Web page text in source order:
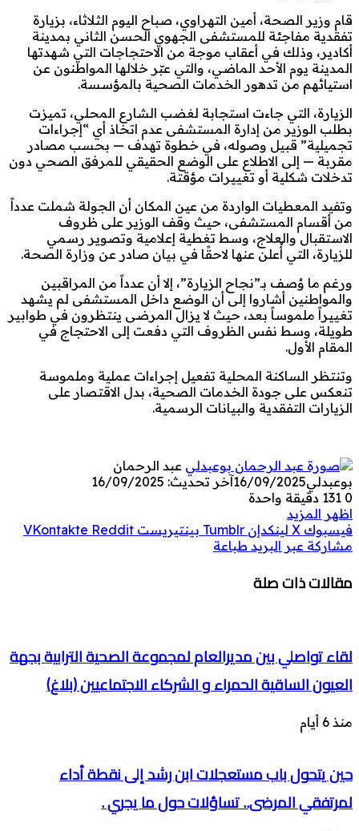
قام وزير الصحة، أمين التهراوي، صباح اليوم الثلاثاء، بزيارة
تفقدية مفاجئة للمستشفى الجهوي الحسن الثاني بمدينة
أكادير، وذلك في أعقاب موجة من الاحتجاجات التي شهدتها
المدينة يوم الأحد الماضي، والتي عبّر خلالها المواطنون عن
استيائهم من تدهور الخدمات الصحية بالمؤسسة.
الزيارة، التي جاءت استجابة لغضب الشارع المحلي، تميزت
بطلب الوزير من إدارة المستشفى عدم اتخاذ أي “إجراءات
تجميلية” قبيل وصوله، في خطوة تهدف — بحسب مصادر
مقربة — إلى الاطلاع على الوضع الحقيقي للمرفق الصحي دون
تدخلات شكلية أو تغييرات مؤقتة.
وتفيد المعطيات الواردة من عين المكان أن الجولة شملت عدداً
من أقسام المستشفى، حيث وقف الوزير على ظروف
الاستقبال والعلاج، وسط تغطية إعلامية وتصوير رسمي
للزيارة، التي أُعلن عنها لاحقًا في بيان صادر عن وزارة الصحة.
ورغم ما وُصف بـ”نجاح الزيارة”، إلا أن عدداً من المراقبين
والمواطنين أشاروا إلى أن الوضع داخل المستشفى لم يشهد
تغييراً ملموساً بعد، حيث لا يزال المرضى ينتظرون في طوابير
طويلة، وسط نفس الظروف التي دفعت إلى الاحتجاج في
المقام الأول.
وتنتظر الساكنة المحلية تفعيل إجراءات عملية وملموسة
تنعكس على جودة الخدمات الصحية، بدل الاقتصار على
الزيارات التفقدية والبيانات الرسمية.
عبد الرحمان
بوعبدلي16/09/2025آخر تحديث: 16/09/2025
0
دقيقة واحدة
اظهر المزيد
فيسبوك ‫X لينكدإن بينتيريست
مشاركة عبر البريد طباعة
مقالات ذات صلة
لقاء تواصلي بين مديرالعام لمجموعة الصحية الترابية بجهة
العيون الساقية الحمراء و الشركاء الاجتماعيين (بلاغ)
منذ 6 أيام
حين يتحول باب مستعجلات ابن رشد إلى نقطة أداء
لمرتفقي المرضى.. تساؤلات حول ما يجري .